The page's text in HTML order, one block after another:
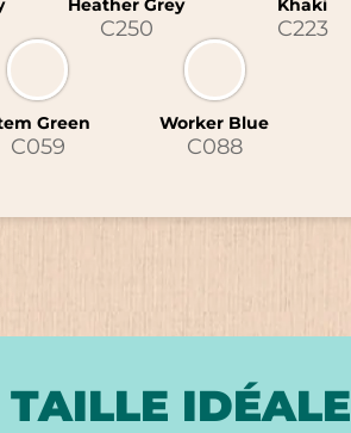
Heather Grey
C250
Khaki
C223
Green
C059
Worker Blue
C088
IDÉALE